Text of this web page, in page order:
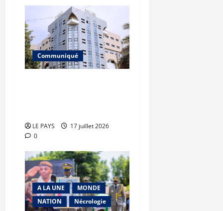
Communiqué
LE PAYS
17 juillet 2026
0
A LA UNE
MONDE
NATION
Nécrologie